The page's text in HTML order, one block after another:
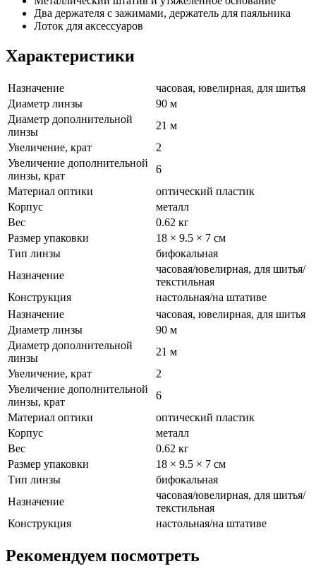
Два держателя с зажимами, держатель для паяльника
Лоток для аксессуаров
Характеристики
Назначение
часовая, ювелирная, для шитья
Диаметр линзы
90 м
Диаметр дополнительной
линзы
21 м
Увеличение, крат
2
Увеличение дополнительной
линзы, крат
6
Материал оптики
оптический пластик
Корпус
металл
Вес
0.62 кг
Размер упаковки
18 × 9.5 × 7 см
Тип линзы
бифокальная
Назначение
часовая/ювелирная, для шитья/
текстильная
Конструкция
настольная/на штативе
Назначение
часовая, ювелирная, для шитья
Диаметр линзы
90 м
Диаметр дополнительной
линзы
21 м
Увеличение, крат
2
Увеличение дополнительной
линзы, крат
6
Материал оптики
оптический пластик
Корпус
металл
Вес
0.62 кг
Размер упаковки
18 × 9.5 × 7 см
Тип линзы
бифокальная
Назначение
часовая/ювелирная, для шитья/
текстильная
Конструкция
настольная/на штативе
Рекомендуем посмотреть